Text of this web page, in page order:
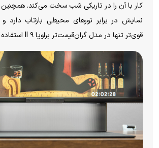
کار با آن را در تاریکی شب سخت می‌کند.
نمایش در برابر نور‌های محیطی بازتاب دارد
قوی‌تر تنها در مدل گران‌قیمت‌تر براویا ۹ II استفاده شده است.